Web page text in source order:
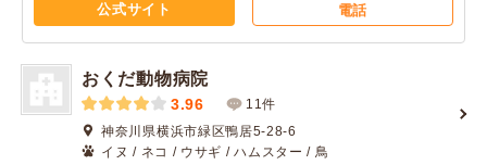
公式サイト 電話
おくだ動物病院
3.96
11件
神奈川県横浜市緑区鴨居5-28-6
イヌ / ネコ / ウサギ / ハムスター / 鳥